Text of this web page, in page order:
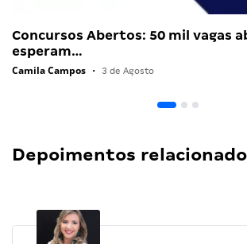
Concursos Abertos: 50 mil vagas
esperam…
Camila Campos • 3 de Agosto
Depoimentos